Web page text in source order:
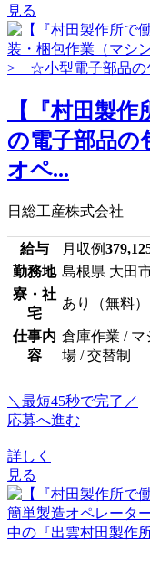
見る
【『村田製
の電子部品の
オペ...
日総工産株式会社
給与 月収例
勤務地 島根県 大田
寮・社
宅
あり（無料）
仕事内
容
倉庫作業 /
場 / 交替制
＼最短45秒で完了／
応募へ進む
詳しく
見る